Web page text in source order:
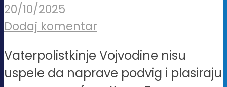
20/10/2025
Dodaj komentar
Vaterpolistkinje Vojvodine nisu
uspele da naprave podvig i plasiraju